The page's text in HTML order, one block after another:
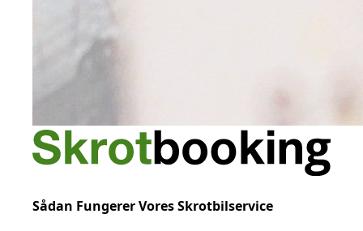
Sådan Fungerer Vores Skrotbilservice